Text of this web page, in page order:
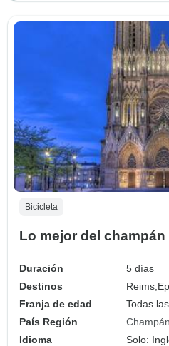
Bicicleta
Lo mejor del champán
Duración
5 días
Destinos
Reims,
Franja de edad
Todas
País Región
Champán
Idioma
Solo: